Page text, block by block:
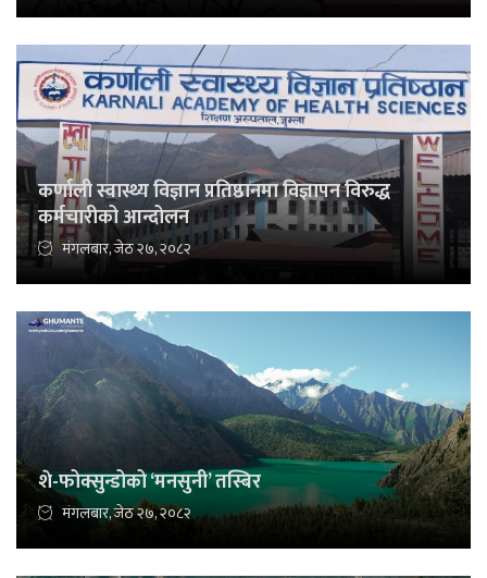
कर्णाली स्वास्थ्य विज्ञान प्रतिष्ठानमा विज्ञापन विरुद्ध
कर्मचारीको आन्दोलन
मंगलबार, जेठ २७, २०८२
शे-फोक्सुन्डोको ‘मनसुनी’ तस्बिर
मंगलबार, जेठ २७, २०८२